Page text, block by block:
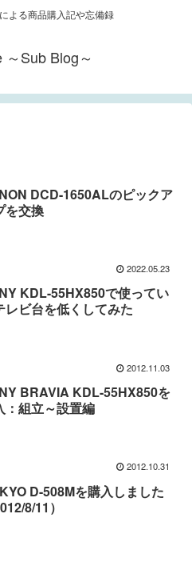
よる商品購入記や忘備録
～Sub Blog～
DCD-1650ALのピックア
を交換
2022.05.23
KDL-55HX850で使ってい
レビ台を低くしてみた
2012.11.03
BRAVIA KDL-55HX850を
：組立～設置編
2012.10.31
D-508Mを購入しました
8/11）